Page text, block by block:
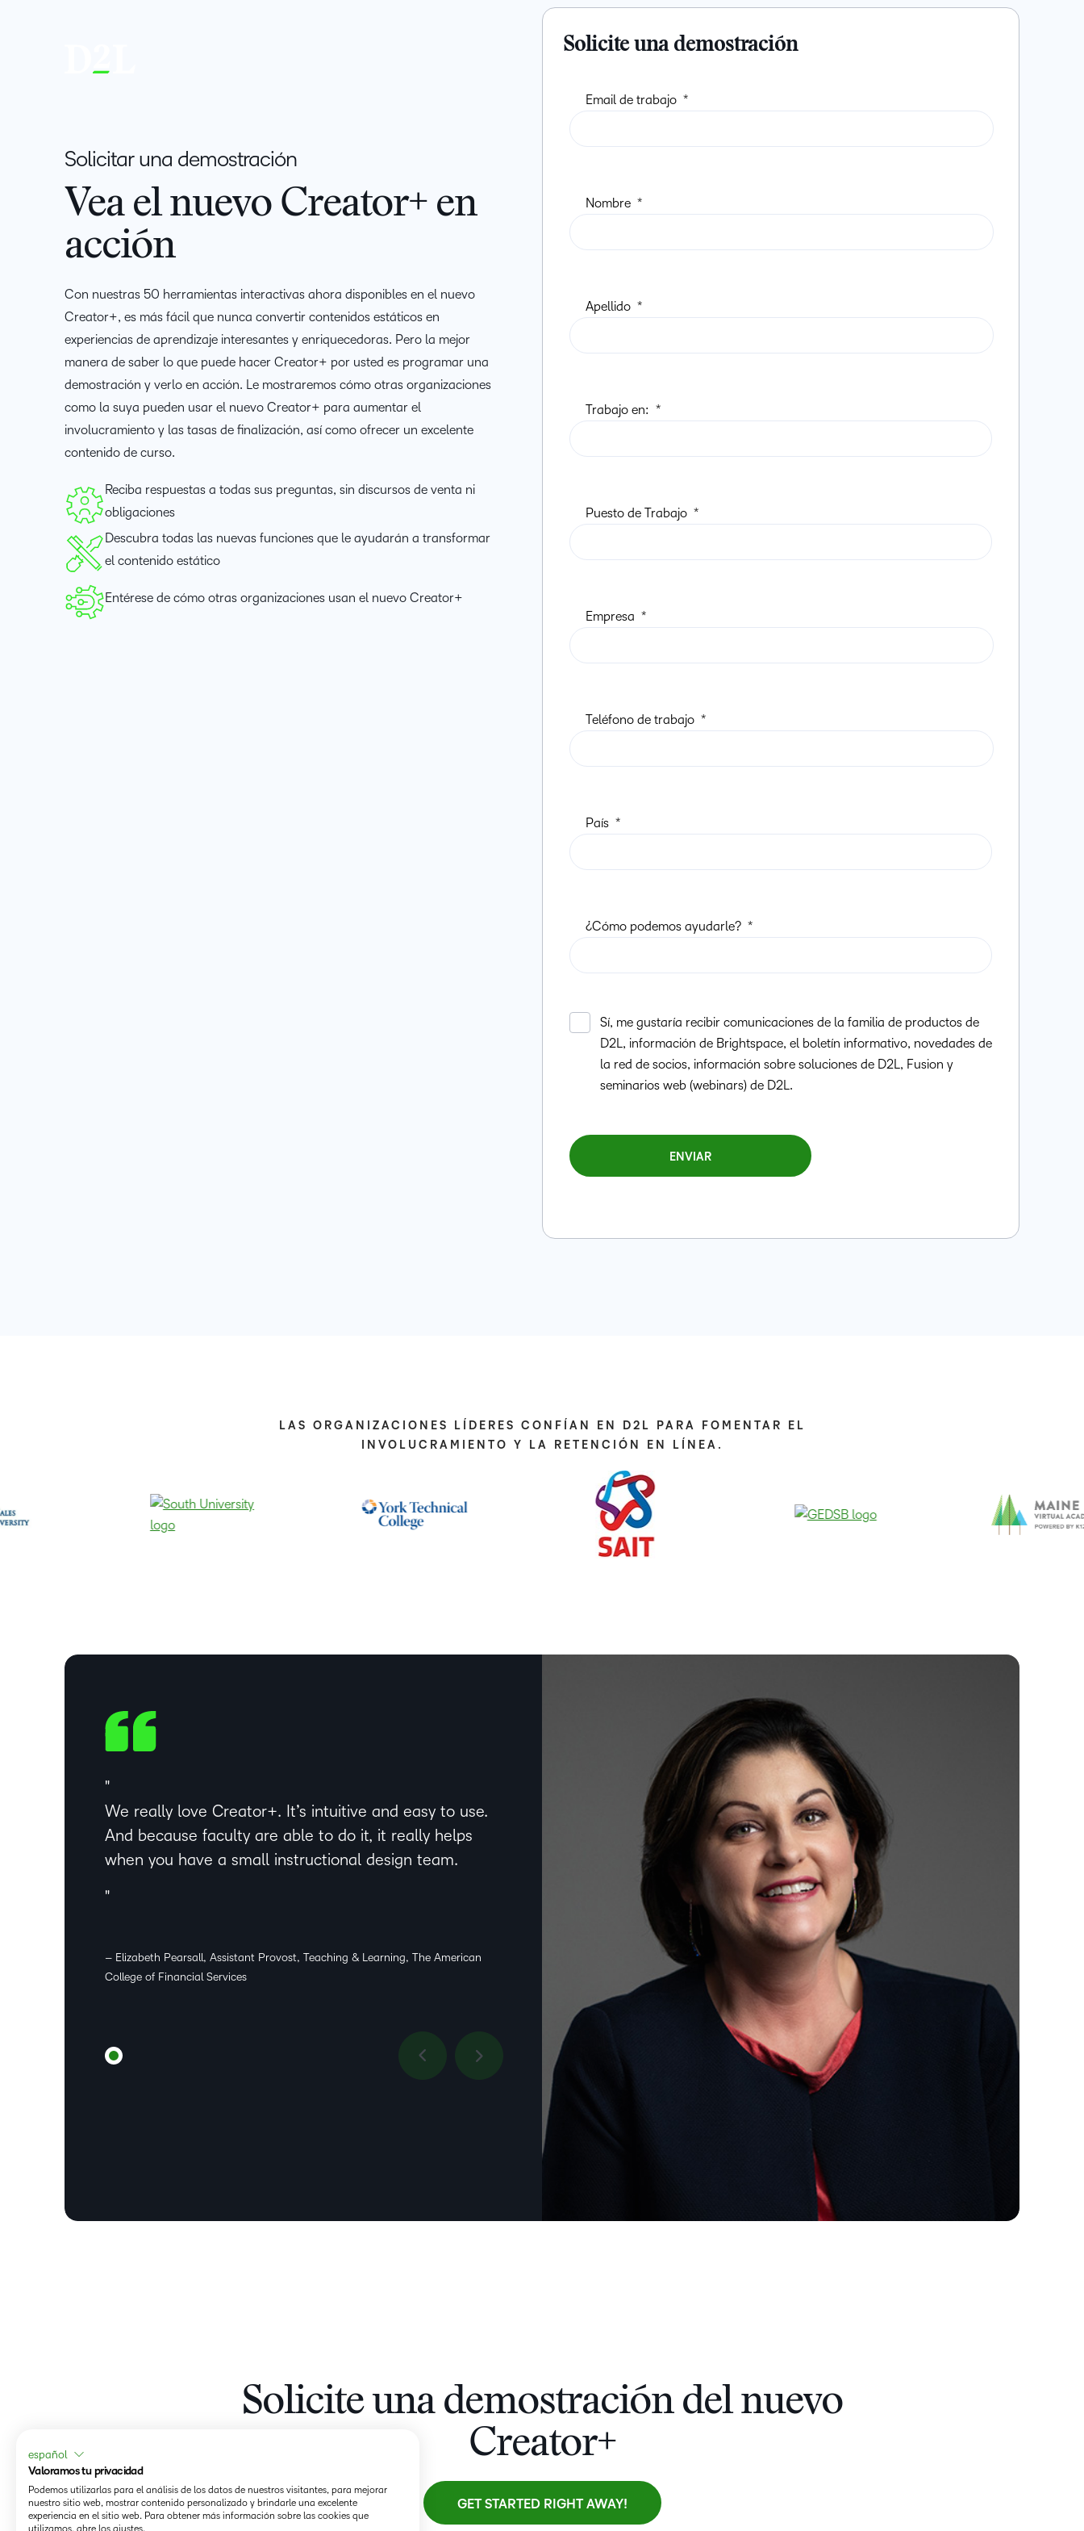
Solicitar una demostración
Vea el nuevo Creator+ en
acción
Con nuestras 50 herramientas interactivas ahora disponibles en el nuevo
Creator+, es más fácil que nunca convertir contenidos estáticos en
experiencias de aprendizaje interesantes y enriquecedoras. Pero la mejor
manera de saber lo que puede hacer Creator+ por usted es programar una
demostración y verlo en acción. Le mostraremos cómo otras organizaciones
como la suya pueden usar el nuevo Creator+ para aumentar el
involucramiento y las tasas de finalización, así como ofrecer un excelente
contenido de curso.
Reciba respuestas a todas sus preguntas, sin discursos de venta ni
obligaciones
Descubra todas las nuevas funciones que le ayudarán a transformar
el contenido estático
Entérese de cómo otras organizaciones usan el nuevo Creator+
Solicite una demostración
LAS ORGANIZACIONES LÍDERES CONFÍAN EN D2L PARA FOMENTAR EL
INVOLUCRAMIENTO Y LA RETENCIÓN EN LÍNEA.
We really love Creator+. It’s intuitive and easy to use.
And because faculty are able to do it, it really helps
when you have a small instructional design team.
– Elizabeth Pearsall, Assistant Provost, Teaching & Learning, The American
College of Financial Services
Solicite una demostración del nuevo
Creator+
GET STARTED RIGHT AWAY!
español
Valoramos tu privacidad
Podemos utilizarlas para el análisis de los datos de nuestros visitantes, para mejorar
nuestro sitio web, mostrar contenido personalizado y brindarle una excelente
experiencia en el sitio web. Para obtener más información sobre las cookies que